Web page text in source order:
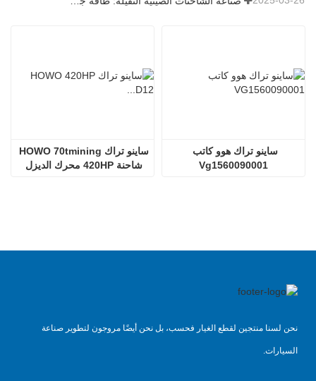
Vg1560090001
نحن لسنا منتجين لقطع الغيار فحسب، بل نحن أيضًا مروجون لتطوير صناعة
السيارات.